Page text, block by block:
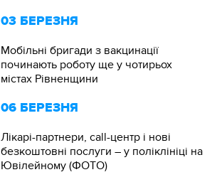
03 БЕРЕЗНЯ
Мобільні бригади з вакцинації
починають роботу ще у чотирьох
містах Рівненщини
06 БЕРЕЗНЯ
Лікарі-партнери, call-центр і нові
безкоштовні послуги – у поліклініці на
Ювілейному (ФОТО)